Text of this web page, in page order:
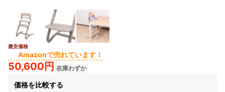
最安価格
Amazonで売れています！
50,600円 在庫わずか
価格を比較する